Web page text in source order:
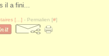
il a fini...
[ ] - Permalien [#]